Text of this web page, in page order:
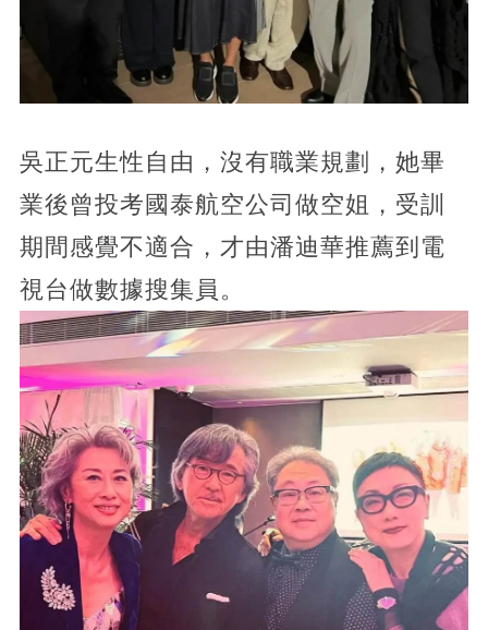
吳正元生性自由，沒有職業規劃，她畢
業後曾投考國泰航空公司做空姐，受訓
期間感覺不適合，才由潘迪華推薦到電
視台做數據搜集員。